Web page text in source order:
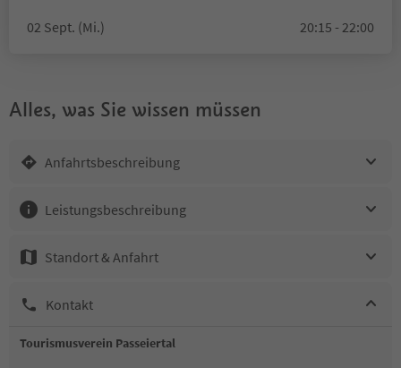
02 Sept. (Mi.) 20:15 - 22:00
Alles, was Sie wissen müssen
Anfahrtsbeschreibung
Leistungsbeschreibung
Standort & Anfahrt
Kontakt
Tourismusverein Passeiertal